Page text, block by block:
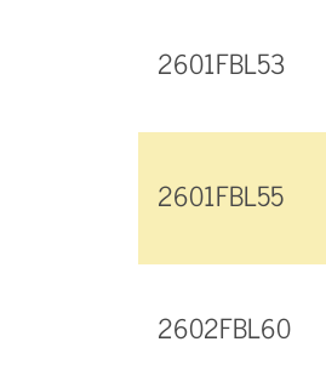
2601FBL53
2601FBL55
2602FBL60